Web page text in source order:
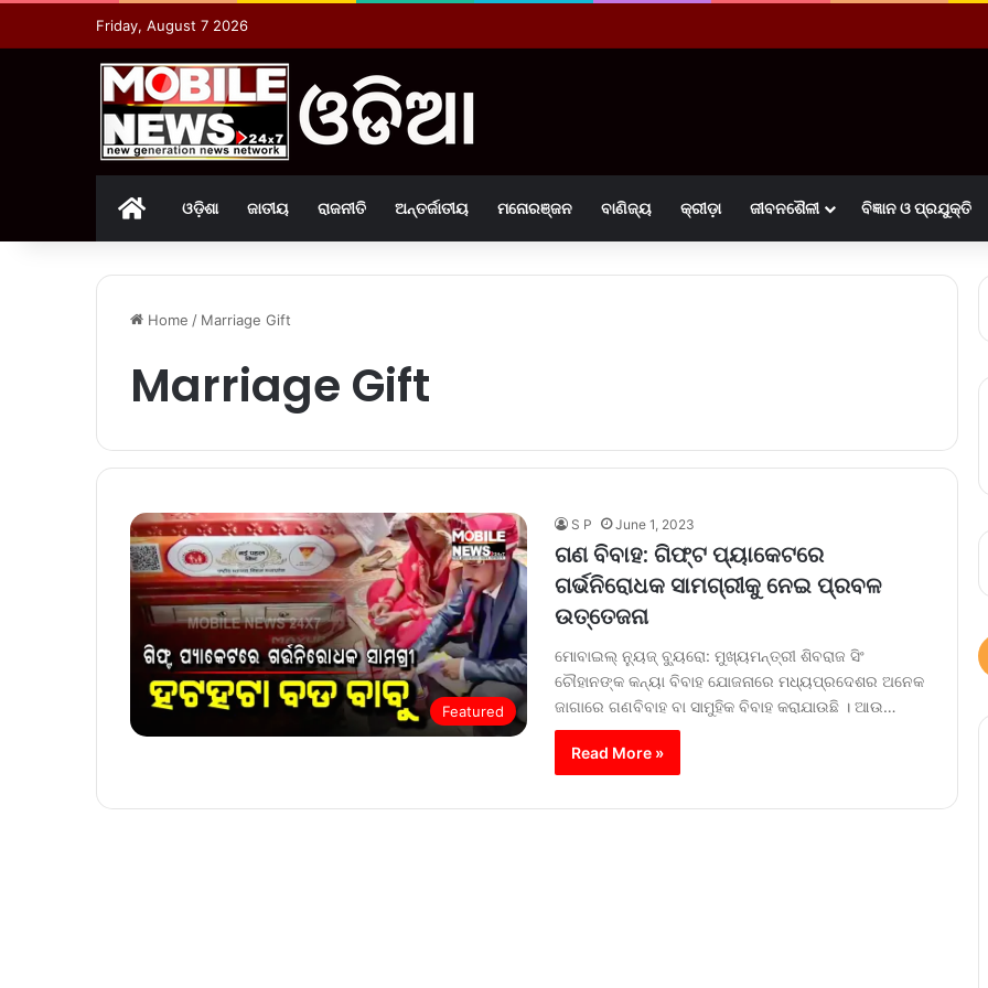
Friday, August 7 2026
Homeଓଡ଼ିଶା ଜାତୀୟ ରାଜନୀତି ଅନ୍ତର୍ଜାତୀୟ ମନୋରଞ୍ଜନ ବାଣିଜ୍ୟ କ୍ରୀଡ଼ା ଜୀବନଶୈଳୀ ବିଜ୍ଞାନ ଓ ପ୍ରଯୁକ୍ତି
Home / Marriage Gift
Marriage Gift
Featured
S P June 1, 2023
ଗଣ ବିବାହ: ଗିଫ୍ଟ ପ୍ୟାକେଟରେ
ଗର୍ଭନିରୋଧକ ସାମଗ୍ରୀକୁ ନେଇ ପ୍ରବଳ
ଉତ୍ତେଜନା
ମୋବାଇଲ୍‌ ନ୍ୟୁଜ୍‌ ବ୍ୟୁରୋ: ମୁଖ୍ୟମନ୍ତ୍ରୀ ଶିବରାଜ ସିଂ
ଚୌହାନଙ୍କ କନ୍ୟା ବିବାହ ଯୋଜନାରେ ମଧ୍ୟପ୍ରଦେଶର ଅନେକ
ଜାଗାରେ ଗଣବିବାହ ବା ସାମୁହିକ ବିବାହ କରାଯାଉଛି । ଆଉ…
Read More »